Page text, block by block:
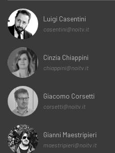
Luigi Casentini
casentini@noitv.it
Cinzia Chiappini
chiappini@noitv.it
Giacomo Corsetti
corsetti@noitv.it
Gianni Maestripieri
maestripieri@noitv.it